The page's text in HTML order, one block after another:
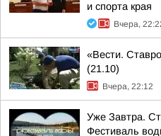
и спорта края
Вчера,
«Вести.
(21.10)
Вчера, 22:12
Уже Завтра.
Фестиваль